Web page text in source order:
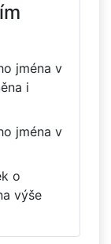
jména v
i
jména v
o
výše